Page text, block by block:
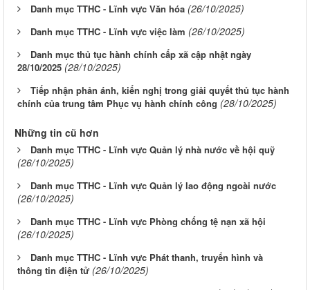
Danh mục TTHC - Lĩnh vực Văn hóa (26/10/2025)
Danh mục TTHC - Lĩnh vực việc làm (26/10/2025)
Danh mục thủ tục hành chính cấp xã cập nhật ngày
28/10/2025 (28/10/2025)
Tiếp nhận phản ánh, kiến nghị trong giải quyết thủ tục hành
chính của trung tâm Phục vụ hành chính công (28/10/2025)
Những tin cũ hơn
Danh mục TTHC - Lĩnh vực Quản lý nhà nước về hội quỹ
(26/10/2025)
Danh mục TTHC - Lĩnh vực Quản lý lao động ngoài nước
(26/10/2025)
Danh mục TTHC - Lĩnh vực Phòng chống tệ nạn xã hội
(26/10/2025)
Danh mục TTHC - Lĩnh vực Phát thanh, truyển hình và
thông tin điện tử (26/10/2025)